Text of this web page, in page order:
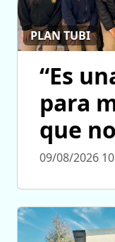
PLAN TUBI
“Es
para
que
09/08/2026